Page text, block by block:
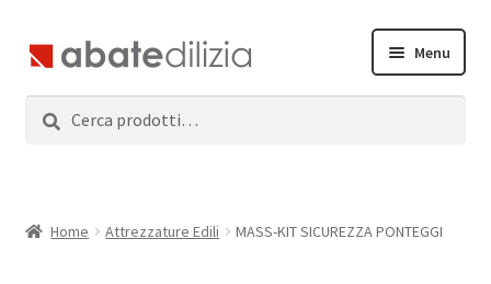
Vai
alla
navigazione
Vai
al
contenuto
Menu
child
ServiziHome Attrezzature Edili MASS-KIT SICUREZZA PONTEGGI